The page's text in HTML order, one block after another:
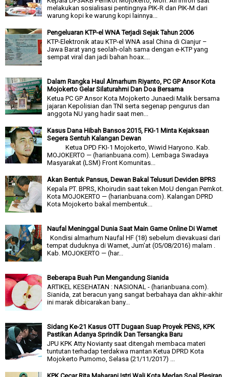
melakukan sosialisasi pentingnya PIK-R dan PIK-M dari
warung kopi ke warung kopi lainnya...
Pengeluaran KTP-el WNA Terjadi Sejak Tahun 2006
KTP-Elektronik atau KTP-el WNA asal China di Cianjur –
Jawa Barat yang seolah-olah sama dengan e-KTP yang
sempat viral dan jadi bahan hoax....
Dalam Rangka Haul Almarhum Riyanto, PC GP Ansor Kota
Mojokerto Gelar Silaturahmi Dan Doa Bersama
Ketua PC GP Ansor Kota Mojokerto Junaedi Malik bersama
jajaran Kepolisian dan TNI serta segenap pengurus dan
anggota NU yang hadir saat men...
Kasus Dana Hibah Bansos 2015, FKI-1 Minta Kejaksaan
Segera Sentuh Kalangan Dewan
Ketua DPD FKI-1 Mojokerto, Wiwid Haryono. Kab.
MOJOKERTO — (harianbuana.com). Lembaga Swadaya
Masyarakat (LSM) Front Komunitas...
Akan Bentuk Pansus, Dewan Bakal Telusuri Deviden BPRS
Kepala PT. BPRS, Khoirudin saat teken MoU dengan Pemkot.
Kota MOJOKERTO — (harianbuana.com). Kalangan DPRD
Kota Mojokerto bakal membentuk...
Naufal Meninggal Dunia Saat Main Game Online Di Warnet
Kondisi almarhum Naufal HF (18) sebelum dievakuasi dari
tempat duduknya di Warnet, Jum'at (05/08/2016) malam .
Kab. MOJOKERTO — (har...
Beberapa Buah Pun Mengandung Sianida
ARTIKEL KESEHATAN : NASIONAL - (harianbuana.com).
Sianida, zat beracun yang sangat berbahaya dan akhir-akhir
ini marak dibicarakan bany...
Sidang Ke-21 Kasus OTT Dugaan Suap Proyek PENS, KPK
Pastikan Adanya Sprindik Dan Tersangka Baru
JPU KPK Atty Novianty saat ditengah membaca materi
tuntutan terhadap terdakwa mantan Ketua DPRD Kota
Mojokerto Purnomo, Selasa (21/11/2017) ...